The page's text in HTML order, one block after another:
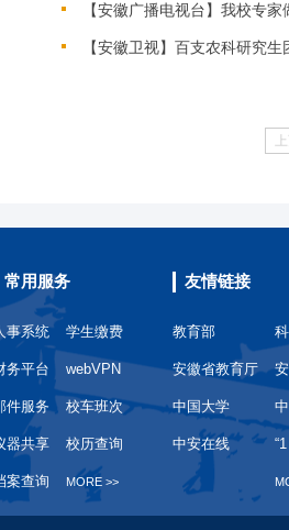
【安徽广播电视台】我校专
【安徽卫视】百支农科研究
常用服务
事系统
务平台
件服务
器共享
案查询
学生缴费
webVPN
校车班次
校历查询
MORE >>
友情链接
教育部
安徽省教育厅
中国大学
中安在线